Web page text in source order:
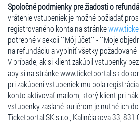
Spoločné podmienky pre žiadosti o
vrátenie vstupeniek je možné požiadať
registrovaného konta na stránke
potrebné v sekcii ``Môj účet`` - ``Moje
na refundáciu a vyplniť všetky požadované
V prípade, ak si klient zakúpil vstupenky
aby si na stránke www.ticketportal.sk
pri zakúpení vstupeniek mu bola
konto aktivovať mailom, ktorý klient pri
vstupenky zaslané kuriérom je nutné ich
Ticketportal SK s.r.o., Kalinčiakova 33, 831